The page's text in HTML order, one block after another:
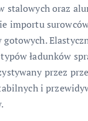
stalowych oraz
importu
ładunków
przez
i